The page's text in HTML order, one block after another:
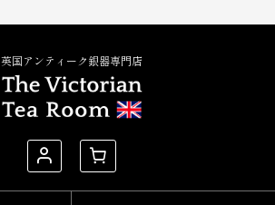
英国アンティーク銀器専門店